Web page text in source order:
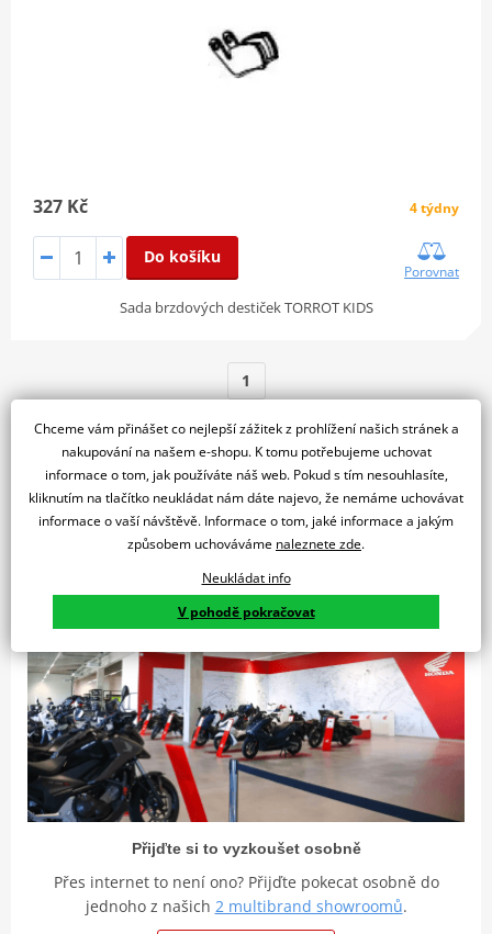
327 Kč 4 týdny
Do košíku
Porovnat
Sada brzdových destiček TORROT KIDS
1
Nemůžete si vybrat nebo se rozhodnout?
Přijďte si to vyzkoušet osobně
Přes internet to není ono? Přijďte pokecat osobně do
jednoho z našich 2 multibrand showroomů.
Chceme vám přinášet co nejlepší zážitek z prohlížení našich stránek a
nakupování na našem e-shopu. K tomu potřebujeme uchovat
informace o tom, jak používáte náš web. Pokud s tím nesouhlasíte,
kliknutím na tlačítko neukládat nám dáte najevo, že nemáme uchovávat
informace o vaší návštěvě. Informace o tom, jaké informace a jakým
způsobem uchováváme naleznete zde.
Neukládat info
V pohodě pokračovat